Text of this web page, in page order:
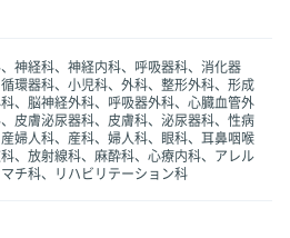
神経科、神経内科、呼吸器科、消化器
環器科、小児科、外科、整形外科、形成
、脳神経外科、呼吸器外科、心臓血管外
皮膚泌尿器科、皮膚科、泌尿器科、性病
婦人科、産科、婦人科、眼科、耳鼻咽喉
、放射線科、麻酔科、心療内科、アレル
チ科、リハビリテーション科